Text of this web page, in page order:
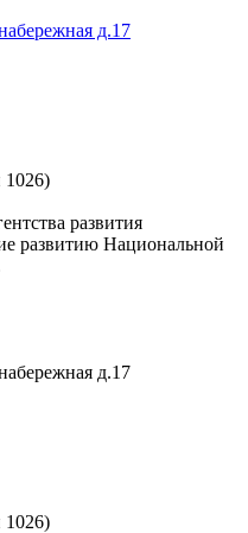
д.17
1026)
развития
развитию Национальной
д.17
1026)